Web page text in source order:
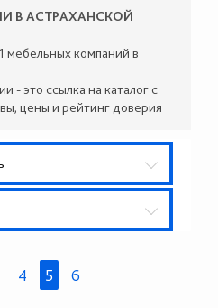
В АСТРАХАНСКОЙ
мебельных компаний в
- это ссылка на каталог с
цены и рейтинг доверия
4 5 6